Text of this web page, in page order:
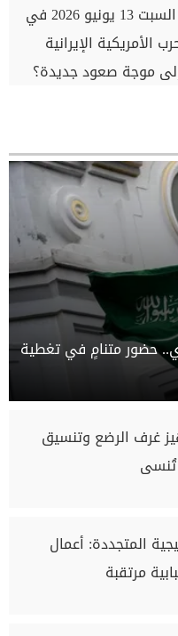
سعر الدولار اليوم السبت 13 يونيو 2026 في
الإيرانية
إلى موجة صعود جديدة؟
حضور متنامٍ في تغطية
غرف الرضع وتنسيق
تُنسى
المتجددة: أعمال
مرتقبة